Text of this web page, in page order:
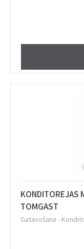
KONDITOREJAS
TOMGAST
Gatavošana -